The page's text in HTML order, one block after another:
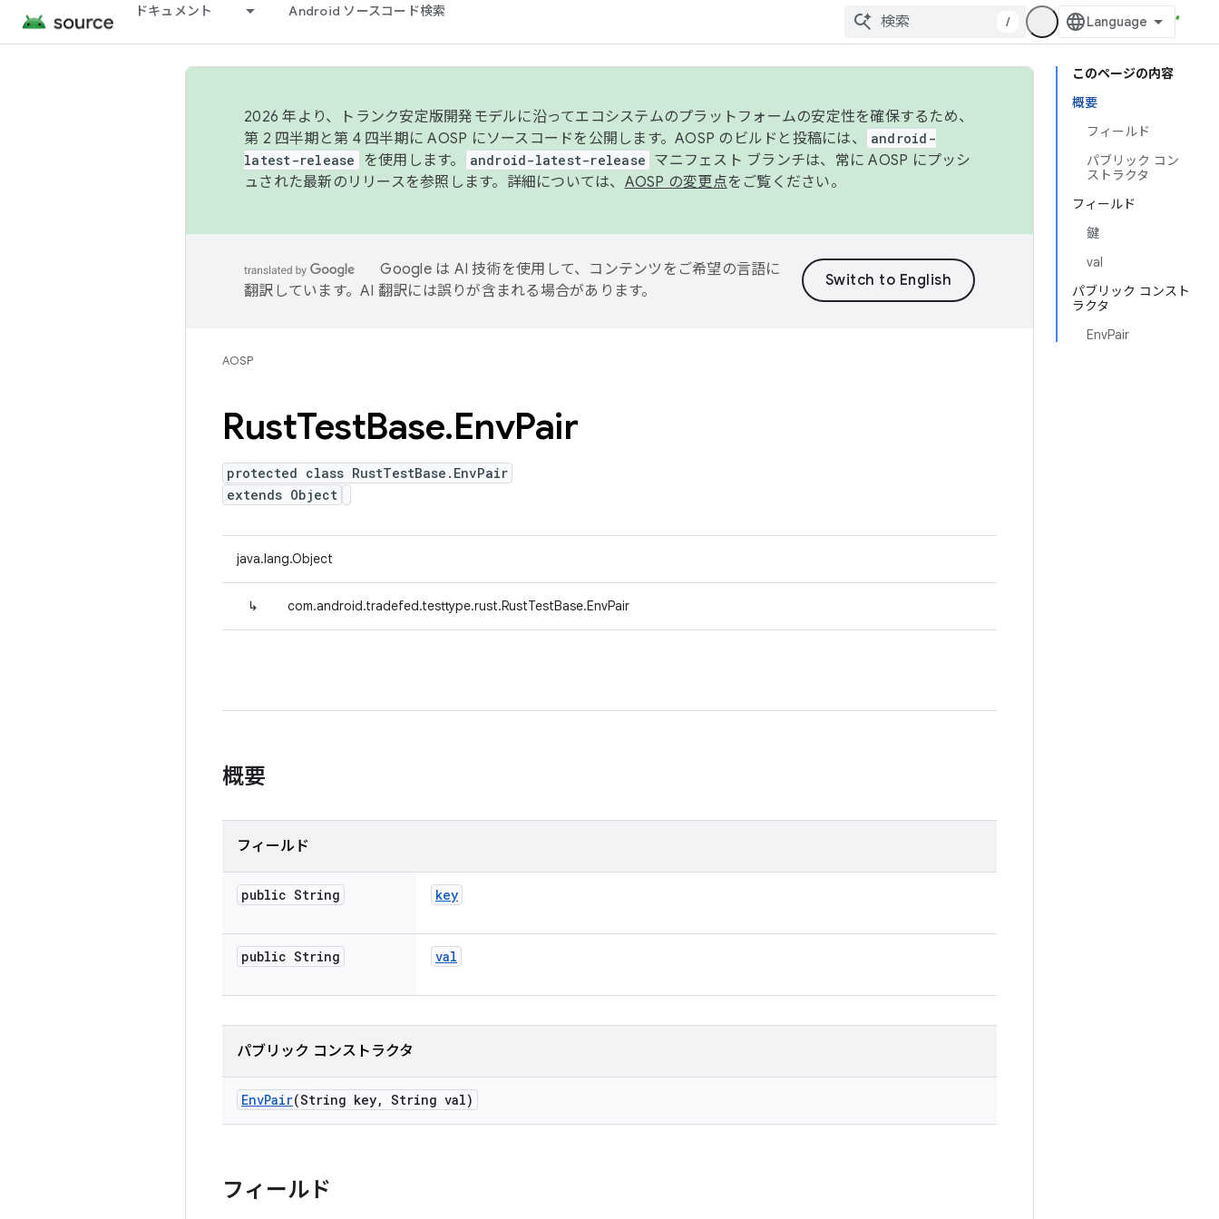
ドキュメント Android ソースコード検索
/
このページの内容
概要
フィールド
パブリック コン
ストラクタ
フィールド
鍵
val
パブリック コンスト
ラクタ
EnvPair
2026 年より、トランク安定版開発モデルに沿ってエコシステムのプラットフォームの安定性を確保するため、
第 2 四半期と第 4 四半期に AOSP にソースコードを公開します。AOSP のビルドと投稿には、
android-
latest-release
を使用します。 android-latest-release マニフェスト ブランチは、常に AOSP にプッシ
ュされた最新のリリースを参照します。詳細については、 AOSP の変更点をご覧ください。
Google は AI 技術を使用して、コンテンツをご希望の言語に
翻訳しています。AI 翻訳には誤りが含まれる場合があります。
AOSP
RustTestBase.EnvPair
protected class RustTestBase.EnvPair
extends Object
java.lang.Object
↳ com.android.tradefed.testtype.rust.RustTestBase.EnvPair
概要
フィールド
public String key
public String val
パブリック コンストラクタ
EnvPair(String key, String val)
フィールド